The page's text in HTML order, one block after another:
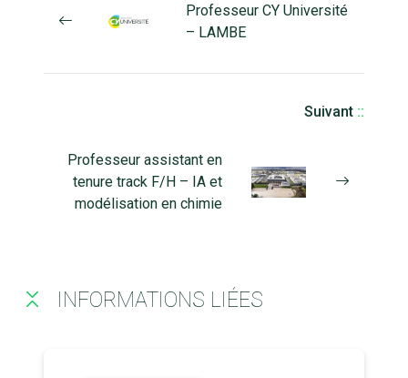
Professeur CY Université
– LAMBE
Suivant ::
Professeur assistant en
tenure track F/H – IA et
modélisation en chimie
INFORMATIONS LIÉES